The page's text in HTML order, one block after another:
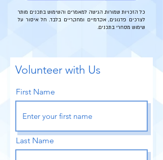
כל הזכויות שמורות. הגישה למאמרים והשימוש בתכנים מותר
לצרכים פדגוגים, אקדמיים ומחקריים בלבד. חל איסור על
שימוש מסחרי בתכנים.
Volunteer with Us
First Name
Last Name